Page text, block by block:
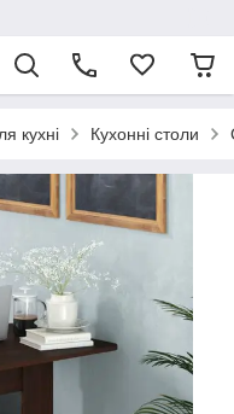
кухні Кухонні столи